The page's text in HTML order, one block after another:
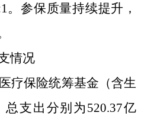
。参保质量持续提升，
情况
疗保险统筹基金（含生
总支出分别为 520.37亿